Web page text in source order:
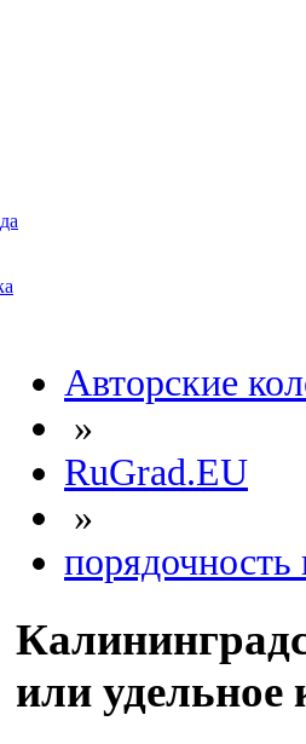
Авторские
»
RuGrad.EU
»
порядочность
или удельное